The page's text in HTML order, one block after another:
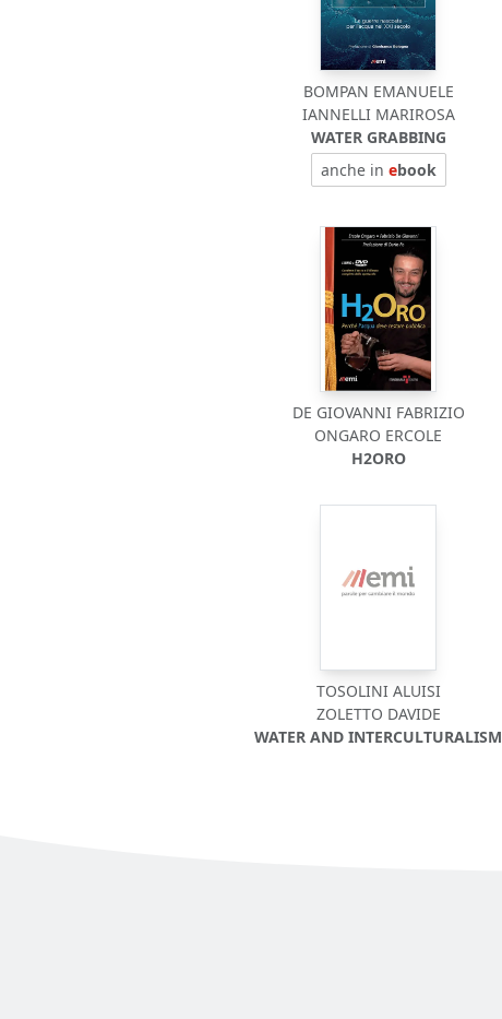
BOMPAN EMANUELE
IANNELLI MARIROSA
WATER GRABBING
anche in ebook
DE GIOVANNI FABRIZIO
ONGARO ERCOLE
H2ORO
TOSOLINI ALUISI
ZOLETTO DAVIDE
WATER AND INTERCULTURALISM